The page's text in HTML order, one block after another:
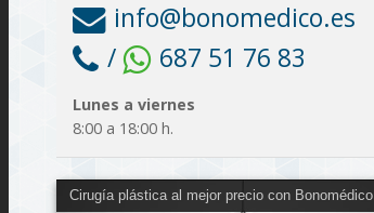
info@bonomedico.es
/
687 51 76 83
Lunes a viernes
8:00 a 18:00 h.
Cirugía plástica al mejor precio con Bonomédico